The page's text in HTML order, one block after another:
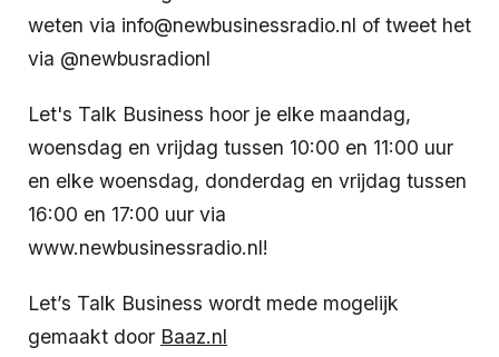
weten via info@newbusinessradio.nl of tweet het
via @newbusradionl
Let's Talk Business hoor je elke maandag,
woensdag en vrijdag tussen 10:00 en 11:00 uur
en elke woensdag, donderdag en vrijdag tussen
16:00 en 17:00 uur via
www.newbusinessradio.nl!
Let’s Talk Business wordt mede mogelijk
gemaakt door Baaz.nl